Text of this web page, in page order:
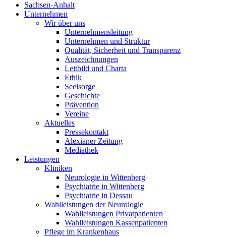
Sachsen-Anhalt
Unternehmen
Wir über uns
Unternehmensleitung
Unternehmen und Struktur
Qualität, Sicherheit und Transparenz
Auszeichnungen
Leitbild und Charta
Ethik
Seelsorge
Geschichte
Prävention
Vereine
Aktuelles
Pressekontakt
Alexianer Zeitung
Mediathek
Leistungen
Kliniken
Neurologie in Wittenberg
Psychiatrie in Wittenberg
Psychiatrie in Dessau
Wahlleistungen der Neurologie
Wahlleistungen Privatpatienten
Wahlleistungen Kassenpatienten
Pflege im Krankenhaus